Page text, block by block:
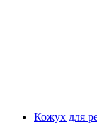
Кожух для